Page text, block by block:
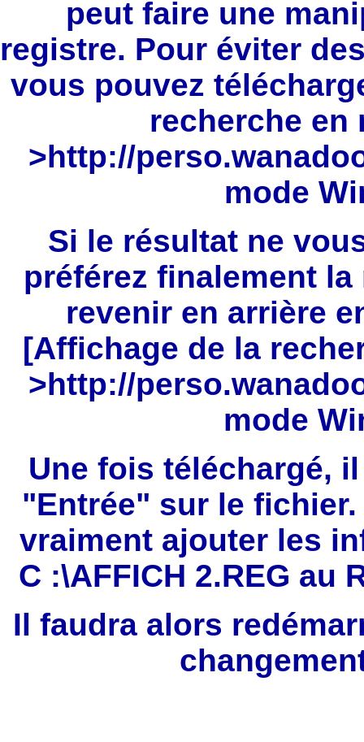
peut faire une
registre. Pour éviter
vous pouvez
recherche en
>http://
mode
Si le résultat ne
préférez finalement
revenir en arrière
[Affichage de la
>http://
mode
Une fois téléchargé,
"Entrée" sur le
vraiment ajouter les
C :\AFFICH 2.REG au
Il faudra alors